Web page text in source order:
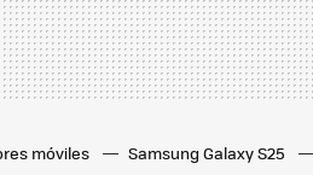
móviles Samsung Galaxy S25